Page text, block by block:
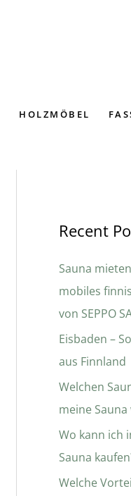
HOLZMÖBEL
Recent
Sauna
mobiles
von SEPPO
Eisbaden –
aus Finnland
Welchen
meine Sauna
Wo kann ich
Sauna
Welche